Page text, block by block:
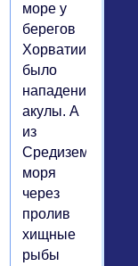
море у
берегов
Хорватии
было
нападение
акулы. А
из
Средиземного
моря
через
пролив
хищные
рыбы